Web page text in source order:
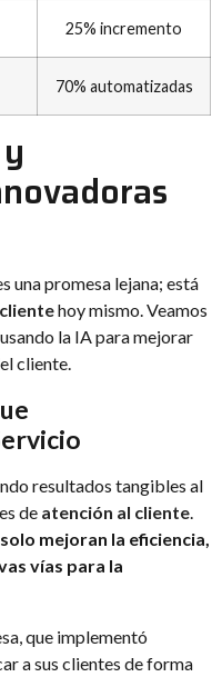
25% incremento
70% automatizadas
una promesa lejana; está
hoy mismo. Veamos
la IA para mejorar
cliente.
resultados tangibles al
de atención al cliente
mejoran la eficiencia,
vías para la
que implementó
a sus clientes de forma